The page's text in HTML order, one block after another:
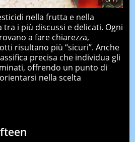
nella frutta e nella
i più discussi e delicati. Ogni
a fare chiarezza,
risultano più “sicuri”. Anche
precisa che individua gli
offrendo un punto di
nella scelta